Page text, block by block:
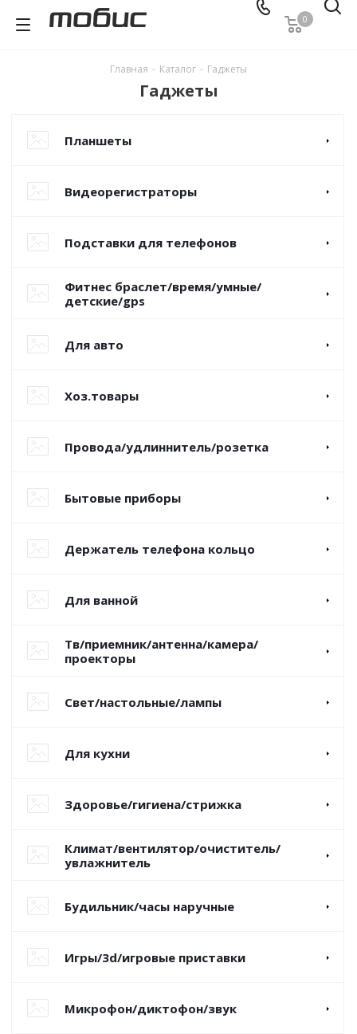
0
Главная - Каталог - Гаджеты
Гаджеты
Планшеты
Видеорегистраторы
Подставки для телефонов
Фитнес браслет/время/умные/
детские/gps
Для авто
Хоз.товары
Провода/удлиннитель/розетка
Бытовые приборы
Держатель телефона кольцо
Для ванной
Тв/приемник/антенна/камера/
проекторы
Свет/настольные/лампы
Для кухни
Здоровье/гигиена/стрижка
Климат/вентилятор/очиститель/
увлажнитель
Будильник/часы наручные
Игры/3d/игровые приставки
Микрофон/диктофон/звук